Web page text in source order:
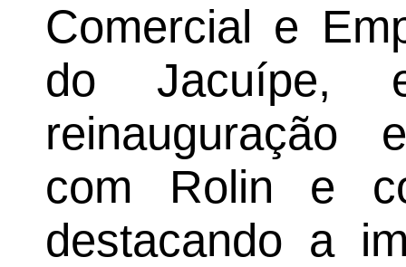
Comercial e
do Jacuípe,
reinauguração
com Rolin e
destacando a